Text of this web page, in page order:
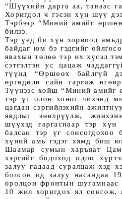
“Шүүхийн дарга аа, танаас
Хоригдол ч гэсэн хүн шүү
Тэрбээр “Миний амийг
билээ.
Тэр үед би хүн хорвоод
байдаг юм бэ гэдгийг
явахын төлөө тэр их хүсэл
сэтгэлтэн ус цацаж
түүнд “Өршөөх байлгүй
өргөдөлө сайн гаргаж
Түүнээс хойш “Миний амийг
тэр үг олон хоног чихэнд
цагдан сэргийлэхийн
явдлыг зөөлрүүлж,
шүүхэд гаргаснаар тэр
балсан тэр үг
хүний амь гэдэг хямд биш
Шаамар сумын харъяат
хэргийг бодоход одоо
залуу гадаад суралцаж хэд
болсон ид залуу насандаа
оролцон фронтын шугамнаас
10 жил хоригдох ял сонсож,